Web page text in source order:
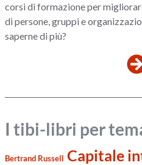
corsi di formazione per
di persone, gruppi e
saperne di più?
I tibi-libri per
Bertrand Russell Capitale